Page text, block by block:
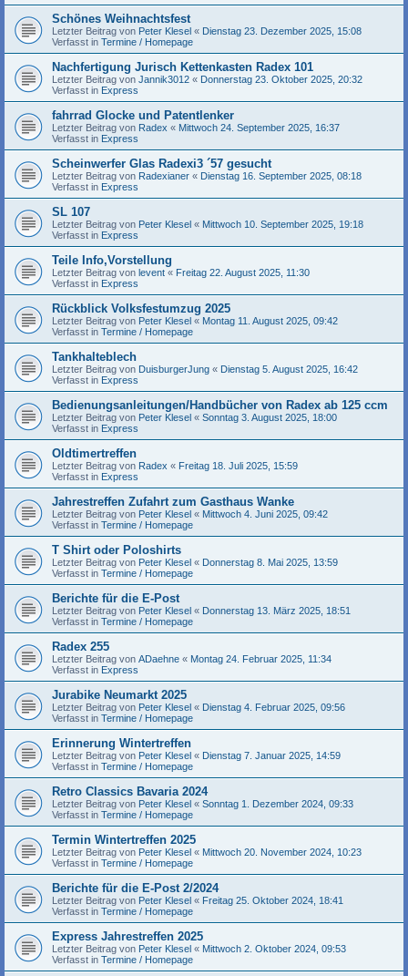
Schönes Weihnachtsfest
Letzter Beitrag von Peter Klesel « Dienstag 23. Dezember 2025, 15:08
Verfasst in Termine / Homepage
Nachfertigung Jurisch Kettenkasten Radex 101
Letzter Beitrag von Jannik3012 « Donnerstag 23. Oktober 2025, 20:32
Verfasst in Express
fahrrad Glocke und Patentlenker
Letzter Beitrag von Radex « Mittwoch 24. September 2025, 16:37
Verfasst in Express
Scheinwerfer Glas Radexi3 ´57 gesucht
Letzter Beitrag von Radexianer « Dienstag 16. September 2025, 08:18
Verfasst in Express
SL 107
Letzter Beitrag von Peter Klesel « Mittwoch 10. September 2025, 19:18
Verfasst in Express
Teile Info,Vorstellung
Letzter Beitrag von levent « Freitag 22. August 2025, 11:30
Verfasst in Express
Rückblick Volksfestumzug 2025
Letzter Beitrag von Peter Klesel « Montag 11. August 2025, 09:42
Verfasst in Termine / Homepage
Tankhalteblech
Letzter Beitrag von DuisburgerJung « Dienstag 5. August 2025, 16:42
Verfasst in Express
Bedienungsanleitungen/Handbücher von Radex ab 125 ccm
Letzter Beitrag von Peter Klesel « Sonntag 3. August 2025, 18:00
Verfasst in Express
Oldtimertreffen
Letzter Beitrag von Radex « Freitag 18. Juli 2025, 15:59
Verfasst in Express
Jahrestreffen Zufahrt zum Gasthaus Wanke
Letzter Beitrag von Peter Klesel « Mittwoch 4. Juni 2025, 09:42
Verfasst in Termine / Homepage
T Shirt oder Poloshirts
Letzter Beitrag von Peter Klesel « Donnerstag 8. Mai 2025, 13:59
Verfasst in Termine / Homepage
Berichte für die E-Post
Letzter Beitrag von Peter Klesel « Donnerstag 13. März 2025, 18:51
Verfasst in Termine / Homepage
Radex 255
Letzter Beitrag von ADaehne « Montag 24. Februar 2025, 11:34
Verfasst in Express
Jurabike Neumarkt 2025
Letzter Beitrag von Peter Klesel « Dienstag 4. Februar 2025, 09:56
Verfasst in Termine / Homepage
Erinnerung Wintertreffen
Letzter Beitrag von Peter Klesel « Dienstag 7. Januar 2025, 14:59
Verfasst in Termine / Homepage
Retro Classics Bavaria 2024
Letzter Beitrag von Peter Klesel « Sonntag 1. Dezember 2024, 09:33
Verfasst in Termine / Homepage
Termin Wintertreffen 2025
Letzter Beitrag von Peter Klesel « Mittwoch 20. November 2024, 10:23
Verfasst in Termine / Homepage
Berichte für die E-Post 2/2024
Letzter Beitrag von Peter Klesel « Freitag 25. Oktober 2024, 18:41
Verfasst in Termine / Homepage
Express Jahrestreffen 2025
Letzter Beitrag von Peter Klesel « Mittwoch 2. Oktober 2024, 09:53
Verfasst in Termine / Homepage